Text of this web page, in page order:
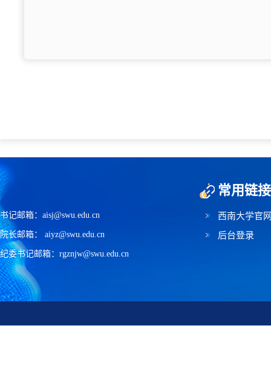
书记邮箱：aisj@swu.edu.cn
院长邮箱： aiyz@swu.edu.cn
纪委书记邮箱：rgznjw@swu.edu.cn
常用链接
西南大学官
后台登录